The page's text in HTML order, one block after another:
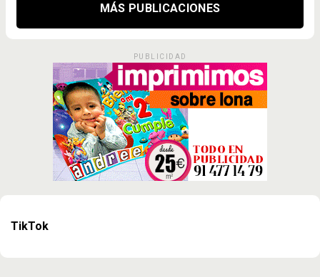
MÁS PUBLICACIONES
PUBLICIDAD
TikTok